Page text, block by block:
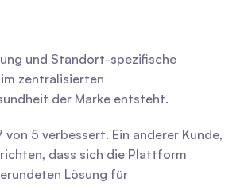
und Standort-spezifische
zentralisierten
der Marke entsteht.
dass sich die Plattform
Lösung für